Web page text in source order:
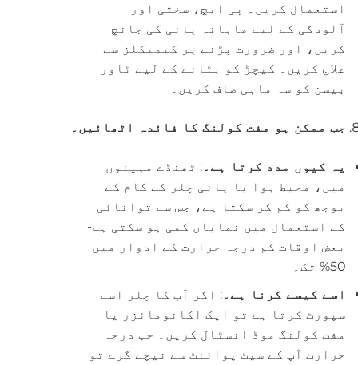
استعمال کریں۔ پی ایچ، سختی اور
آلودگی کے لیے ماہانہ پانی کی جانچ
کریں، اور ضرورت پڑنے پر کیمیکلز سے
علاج کریں۔ کیچڑ کو ہٹانے کے لیے ٹاور
بیسن کو سہ ماہی صاف کریں۔
جب ممکن ہو مفت کولنگ کا فائدہ اٹھائیں۔
یہ کیوں مدد کرتا ہے۔: ٹھنڈے مہینوں
میں، محیط ہوا یا پانی چلر کے کام کے
بوجھ کو کم کر سکتا ہے، جس سے توانائی
کے استعمال میں نمایاں کمی ہو سکتی ہے-
بعض اوقات کم درجہ حرارت کے ادوار میں
50% تک۔
اسے کیسے کرنا ہے۔: اگر آپ کا چلر اسے
سپورٹ کرتا ہے تو ایک اکانومائزر یا
مفت کولنگ موڈ انسٹال کریں۔ جب درجہ
حرارت آپ کے سیٹ پوائنٹ سے نیچے گرے تو